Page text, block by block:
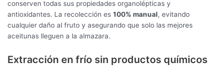
conserven todas sus propiedades organolépticas y
antioxidantes. La recolección es 100% manual, evitando
cualquier daño al fruto y asegurando que solo las mejores
aceitunas lleguen a la almazara.
Extracción en frío sin productos químicos